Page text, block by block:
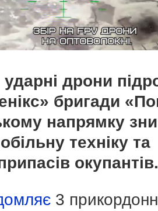
дрони
бригади
напрямку
техніку та
окупантів.
3